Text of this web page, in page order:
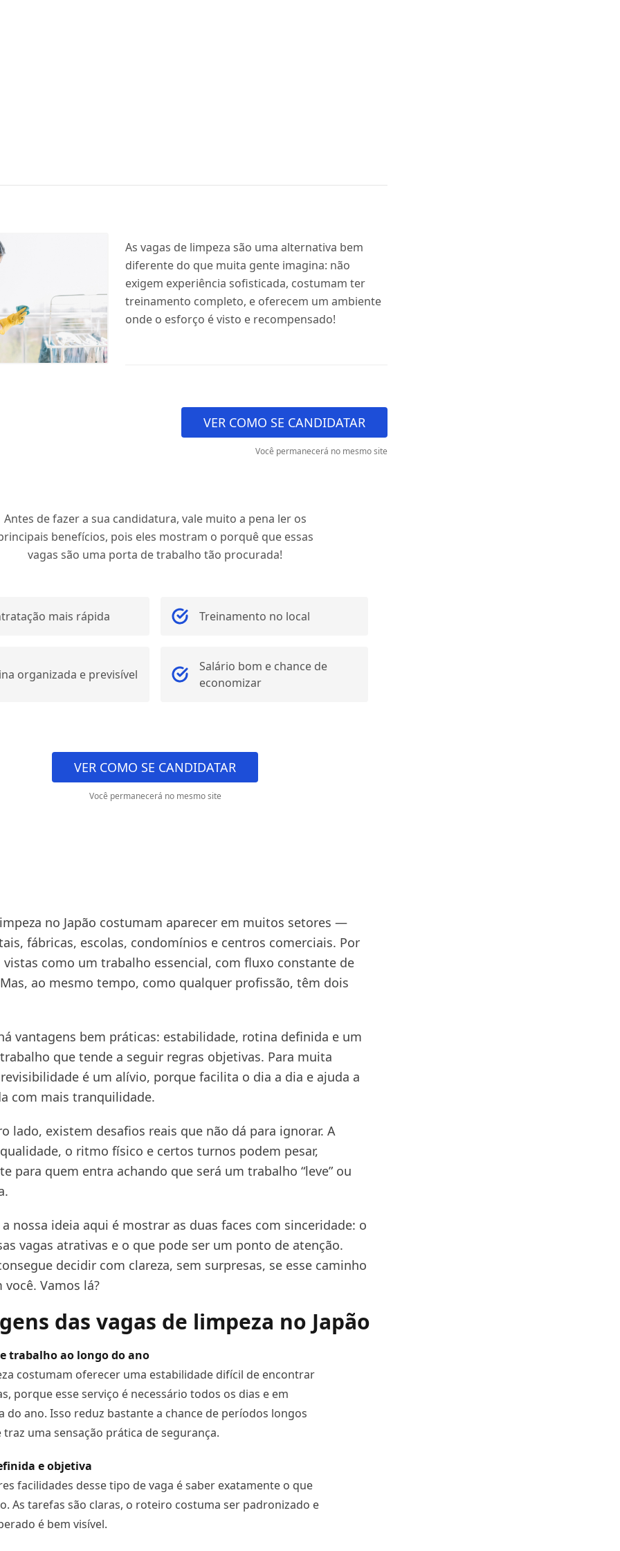
As vagas de limpeza são uma alternativa bem
diferente do que muita gente imagina: não
exigem experiência sofisticada, costumam ter
treinamento completo, e oferecem um ambiente
onde o esforço é visto e recompensado!
VER COMO SE CANDIDATAR
Você permanecerá no mesmo site
Antes de fazer a sua candidatura, vale muito a pena ler os
benefícios, pois eles mostram o porquê que essas
vagas são uma porta de trabalho tão procurada!
mais rápida Treinamento no local
organizada e previsível
Salário bom e chance de
economizar
VER COMO SE CANDIDATAR
Você permanecerá no mesmo site
no Japão costumam aparecer em muitos setores —
fábricas, escolas, condomínios e centros comerciais. Por
vistas como um trabalho essencial, com fluxo constante de
ao mesmo tempo, como qualquer profissão, têm dois
vantagens bem práticas: estabilidade, rotina definida e um
que tende a seguir regras objetivas. Para muita
é um alívio, porque facilita o dia a dia e ajuda a
com mais tranquilidade.
lado, existem desafios reais que não dá para ignorar. A
o ritmo físico e certos turnos podem pesar,
para quem entra achando que será um trabalho “leve” ou
nossa ideia aqui é mostrar as duas faces com sinceridade: o
vagas atrativas e o que pode ser um ponto de atenção.
decidir com clareza, sem surpresas, se esse caminho
Vamos lá?
das vagas de limpeza no Japão
trabalho ao longo do ano
costumam oferecer uma estabilidade difícil de encontrar
porque esse serviço é necessário todos os dias e em
do ano. Isso reduz bastante a chance de períodos longos
uma sensação prática de segurança.
e objetiva
facilidades desse tipo de vaga é saber exatamente o que
As tarefas são claras, o roteiro costuma ser padronizado e
é bem visível.